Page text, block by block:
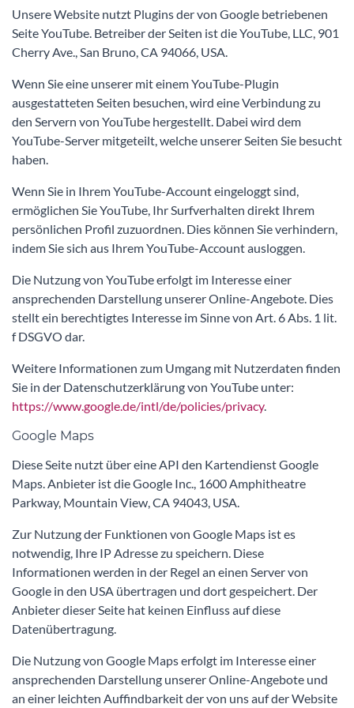
Unsere Website nutzt Plugins der von Google betriebenen
Seite YouTube. Betreiber der Seiten ist die YouTube, LLC, 901
Cherry Ave., San Bruno, CA 94066, USA.
Wenn Sie eine unserer mit einem YouTube-Plugin
ausgestatteten Seiten besuchen, wird eine Verbindung zu
den Servern von YouTube hergestellt. Dabei wird dem
YouTube-Server mitgeteilt, welche unserer Seiten Sie besucht
haben.
Wenn Sie in Ihrem YouTube-Account eingeloggt sind,
ermöglichen Sie YouTube, Ihr Surfverhalten direkt Ihrem
persönlichen Profil zuzuordnen. Dies können Sie verhindern,
indem Sie sich aus Ihrem YouTube-Account ausloggen.
Die Nutzung von YouTube erfolgt im Interesse einer
ansprechenden Darstellung unserer Online-Angebote. Dies
stellt ein berechtigtes Interesse im Sinne von Art. 6 Abs. 1 lit.
f DSGVO dar.
Weitere Informationen zum Umgang mit Nutzerdaten finden
Sie in der Datenschutzerklärung von YouTube unter:
https://www.google.de/intl/de/policies/privacy.
Google Maps
Diese Seite nutzt über eine API den Kartendienst Google
Maps. Anbieter ist die Google Inc., 1600 Amphitheatre
Parkway, Mountain View, CA 94043, USA.
Zur Nutzung der Funktionen von Google Maps ist es
notwendig, Ihre IP Adresse zu speichern. Diese
Informationen werden in der Regel an einen Server von
Google in den USA übertragen und dort gespeichert. Der
Anbieter dieser Seite hat keinen Einfluss auf diese
Datenübertragung.
Die Nutzung von Google Maps erfolgt im Interesse einer
ansprechenden Darstellung unserer Online-Angebote und
an einer leichten Auffindbarkeit der von uns auf der Website